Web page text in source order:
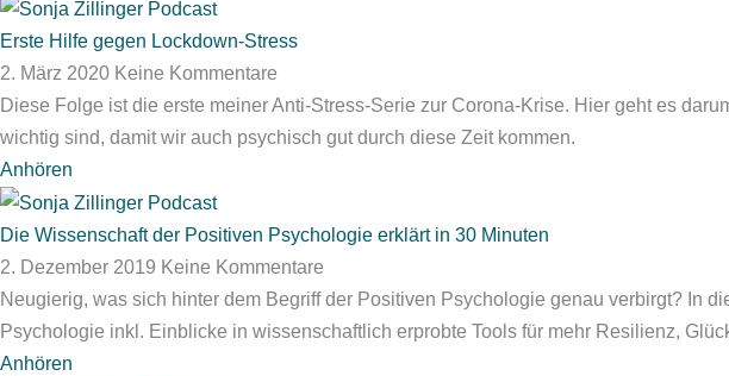
Erste Hilfe gegen Lockdown-Stress
2. März 2020 Keine Kommentare
Diese Folge ist die erste meiner Anti-Stress-Serie zur Corona-Krise. Hier geht es
wichtig sind, damit wir auch psychisch gut durch diese Zeit kommen.
Anhören
Die Wissenschaft der Positiven Psychologie erklärt in 30 Minuten
2. Dezember 2019 Keine Kommentare
Neugierig, was sich hinter dem Begriff der Positiven Psychologie genau verbirgt? In
Psychologie inkl. Einblicke in wissenschaftlich erprobte Tools für mehr Resilienz,
Anhören